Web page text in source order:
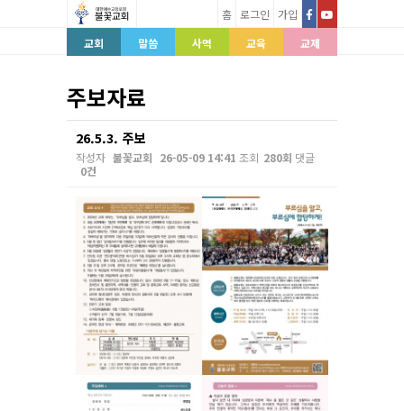
홈 로그인
가입
교회
말씀 사역 교육 교제
주보자료
26.5.3. 주보
작성자 불꽃교회 26-05-09 14:41 조회 280회 댓글
0건